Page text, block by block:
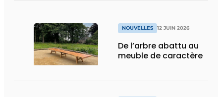
NOUVELLES 12 JUIN 2026
De l’arbre abattu au
meuble de caractère